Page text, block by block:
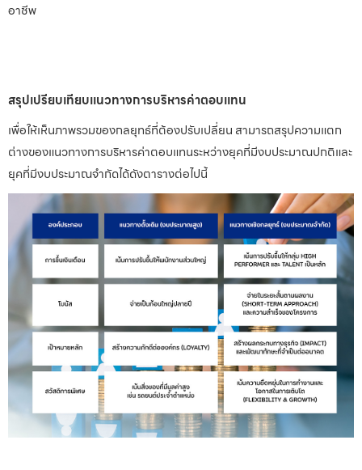
อาชีพ
สรุปเปรียบเทียบแนวทางการบริหารค่าตอบแทน
เพื่อให้เห็นภาพรวมของกลยุทธ์ที่ต้องปรับเปลี่ยน สามารถสรุปความแตก
ต่างของแนวทางการบริหารค่าตอบแทนระหว่างยุคที่มีงบประมาณปกติและ
ยุคที่มีงบประมาณจำกัดได้ดังตารางต่อไปนี้